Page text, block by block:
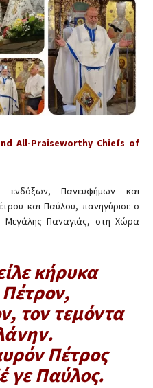
All-Praiseworthy Chiefs of
Πανευφήμων και
και Παύλου, πανηγύρισε ο
Μεγάλης Παναγιάς, στη Χώρα
κήρυκα
τον τεμόντα
Πέτρος
γε Παύλος.